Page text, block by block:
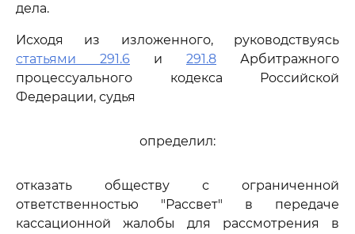
дела.
Исходя из изложенного, руководствуясь
статьями 291.6 и 291.8 Арбитражного
процессуального кодекса Российской
Федерации, судья
определил:
отказать обществу с ограниченной
ответственностью "Рассвет" в передаче
кассационной жалобы для рассмотрения в